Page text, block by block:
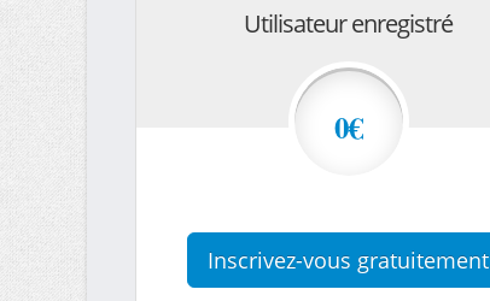
Utilisateur enregistré
0€
Inscrivez-vous gratuitement